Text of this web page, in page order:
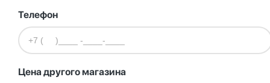
Телефон
Цена другого магазина